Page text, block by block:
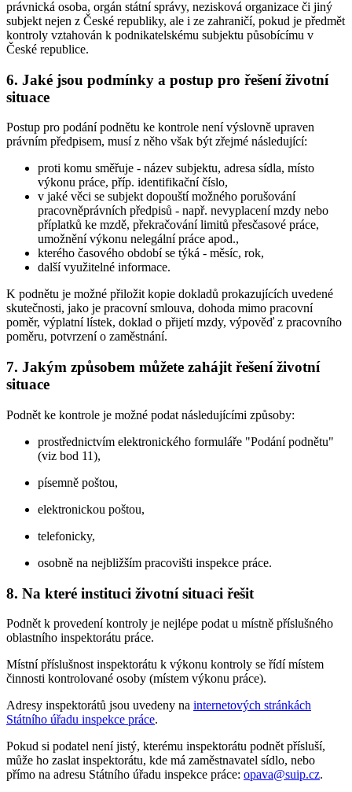
právnická osoba, orgán státní správy, nezisková organizace či jiný
subjekt nejen z České republiky, ale i ze zahraničí, pokud je předmět
kontroly vztahován k podnikatelskému subjektu působícímu v
České republice.
6. Jaké jsou podmínky a postup pro řešení životní
situace
Postup pro podání podnětu ke kontrole není výslovně upraven
právním předpisem, musí z něho však být zřejmé následující:
proti komu směřuje - název subjektu, adresa sídla, místo
výkonu práce, příp. identifikační číslo,
v jaké věci se subjekt dopouští možného porušování
pracovněprávních předpisů - např. nevyplacení mzdy nebo
příplatků ke mzdě, překračování limitů přesčasové práce,
umožnění výkonu nelegální práce apod.,
kterého časového období se týká - měsíc, rok,
další využitelné informace.
K podnětu je možné přiložit kopie dokladů prokazujících uvedené
skutečnosti, jako je pracovní smlouva, dohoda mimo pracovní
poměr, výplatní lístek, doklad o přijetí mzdy, výpověď z pracovního
poměru, potvrzení o zaměstnání.
7. Jakým způsobem můžete zahájit řešení životní
situace
Podnět ke kontrole je možné podat následujícími způsoby:
prostřednictvím elektronického formuláře "Podání podnětu"
(viz bod 11),
písemně poštou,
elektronickou poštou,
telefonicky,
osobně na nejbližším pracovišti inspekce práce.
8. Na které instituci životní situaci řešit
Podnět k provedení kontroly je nejlépe podat u místně příslušného
oblastního inspektorátu práce.
Místní příslušnost inspektorátu k výkonu kontroly se řídí místem
činnosti kontrolované osoby (místem výkonu práce).
Adresy inspektorátů jsou uvedeny na internetových stránkách
Státního úřadu inspekce práce.
Pokud si podatel není jistý, kterému inspektorátu podnět přísluší,
může ho zaslat inspektorátu, kde má zaměstnavatel sídlo, nebo
přímo na adresu Státního úřadu inspekce práce: opava@suip.cz.